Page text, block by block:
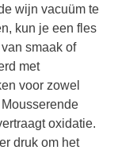
wijn vacuüm te
kun je een fles
smaak of
met
voor zowel
oxidatie.
druk om het